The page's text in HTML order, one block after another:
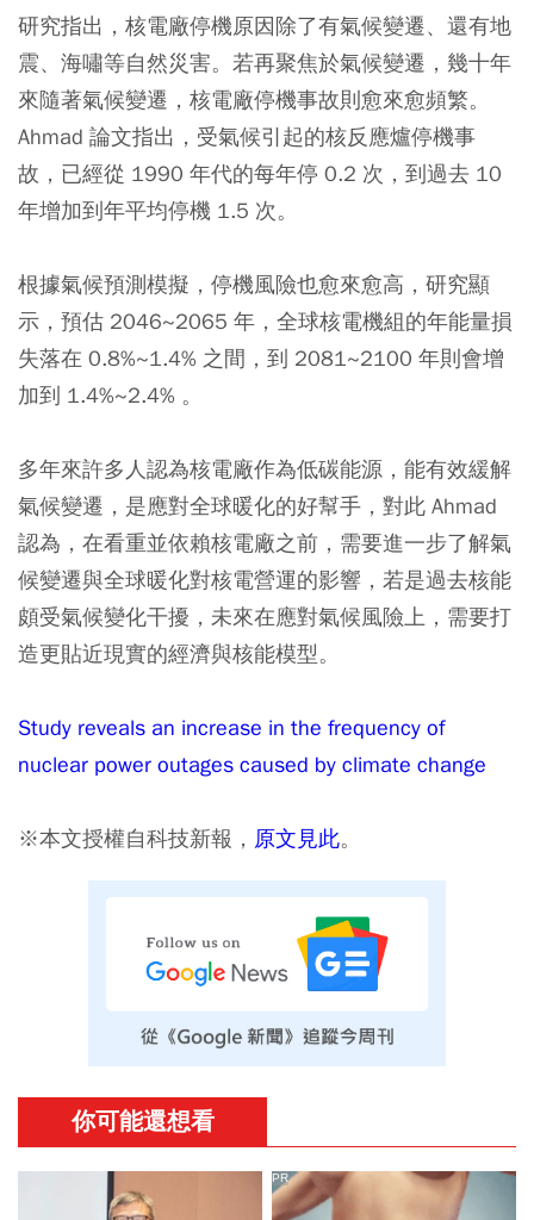
研究指出，核電廠停機原因除了有氣候變遷、還有地
震、海嘯等自然災害。若再聚焦於氣候變遷，幾十年
來隨著氣候變遷，核電廠停機事故則愈來愈頻繁。
Ahmad 論文指出，受氣候引起的核反應爐停機事
故，已經從 1990 年代的每年停 0.2 次，到過去 10
年增加到年平均停機 1.5 次。
根據氣候預測模擬，停機風險也愈來愈高，研究顯
示，預估 2046~2065 年，全球核電機組的年能量損
失落在 0.8%~1.4% 之間，到 2081~2100 年則會增
加到 1.4%~2.4% 。
多年來許多人認為核電廠作為低碳能源，能有效緩解
氣候變遷，是應對全球暖化的好幫手，對此 Ahmad
認為，在看重並依賴核電廠之前，需要進一步了解氣
候變遷與全球暖化對核電營運的影響，若是過去核能
頗受氣候變化干擾，未來在應對氣候風險上，需要打
造更貼近現實的經濟與核能模型。
Study reveals an increase in the frequency of
nuclear power outages caused by climate change
※本文授權自科技新報， 原文見此。